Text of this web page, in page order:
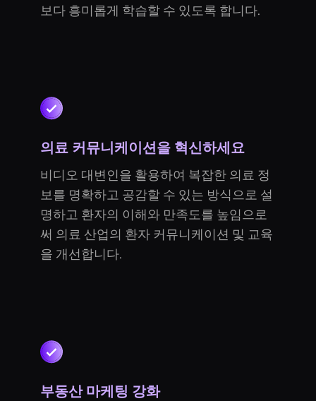
보다 흥미롭게 학습할 수 있도록 합니다.
의료 커뮤니케이션을 혁신하세요
비디오 대변인을 활용하여 복잡한 의료 정
보를 명확하고 공감할 수 있는 방식으로 설
명하고 환자의 이해와 만족도를 높임으로
써 의료 산업의 환자 커뮤니케이션 및 교육
을 개선합니다.
부동산 마케팅 강화